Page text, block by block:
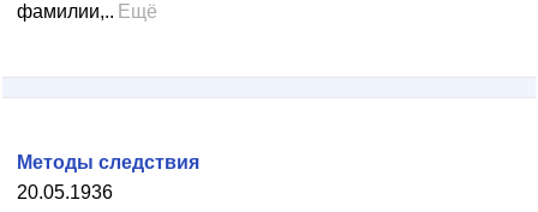
фамилии,.. Ещё
20.05.1936
Методы следствия